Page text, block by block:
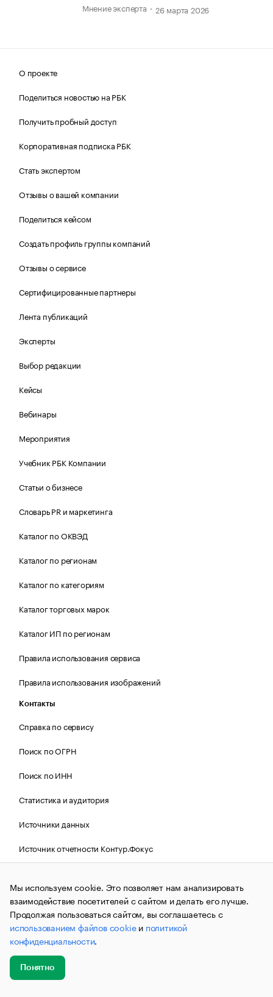
Мнение эксперта 26 марта 2026
О проекте
Поделиться новостью на РБК
Получить пробный доступ
Корпоративная подписка РБК
Стать экспертом
Отзывы о вашей компании
Поделиться кейсом
Создать профиль группы компаний
Отзывы о сервисе
Сертифицированные партнеры
Лента публикаций
Эксперты
Выбор редакции
Кейсы
Вебинары
Мероприятия
Учебник РБК Компании
Статьи о бизнесе
Словарь PR и маркетинга
Каталог по ОКВЭД
Каталог по регионам
Каталог по категориям
Каталог торговых марок
Каталог ИП по регионам
Правила использования сервиса
Правила использования изображений
Контакты
Справка по сервису
Поиск по ОГРН
Поиск по ИНН
Статистика и аудитория
Источники данных
Источник отчетности Контур.Фокус
Политика Cookies РБК
Контактная информация
Рассылка РБК Новости
Мы используем cookie. Это позволяет нам анализировать
взаимодействие посетителей с сайтом и делать его лучше.
Продолжая пользоваться сайтом, вы соглашаетесь с
использованием файлов cookieи политикой
конфиденциальности.
Понятно